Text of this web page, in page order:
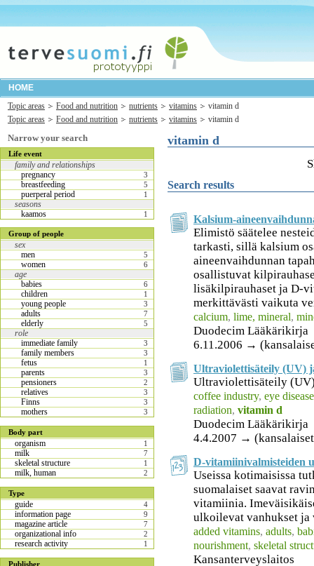
HOME
Topic areas
Food and nutrition nutrients vitamins
vitamin d
Topic areas
Food and nutrition nutrients vitamins vitamin d
Narrow your search
Life event
family and relationships
pregnancy
3
breastfeeding 5
puerperal period 1
seasons
kaamos
1
Group of people
sex
men
5
women 6
age
babies
6
children 1
young people 3
adults 7
elderly 5
role
immediate family
3
family members 3
fetus 1
parents 3
pensioners 2
relatives 3
Finns 3
mothers 3
Body part
organism 1
milk 7
skeletal structure 1
milk, human 2
Type
guide 4
information page 9
magazine article 7
organizational info 2
research activity 1
Publisher
vitamin d
Search results
Kalsium-
Elimistö säätelee
tarkasti, sillä kalsium
aineenvaihdunnan
osallistuvat
lisäkilpirauhaset ja D-
merkittävästi vaikuta
calcium, lime, mineral,
Duodecim Lääkärikirja
6.11.2006 →
Ultraviolettisäteily (UV)
Ultraviolettisäteily
coffee industry, eye
radiation, vitamin d
Duodecim Lääkärikirja
4.4.2007 →
D-vitamiinivalmisteiden
Useissa kotimaisissa
suomalaiset saavat
vitamiinia.
ulkoilevat vanhukset ja
added vitamins, adults,
nourishment, skeletal
Kansanterveyslaitos